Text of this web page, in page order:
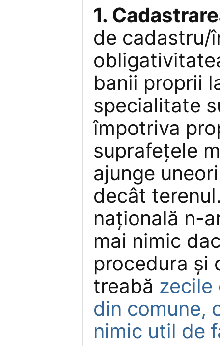
1.
de cadastru/
banii proprii
specialitate
împotriva
suprafeţele
ajunge
decât
naţională n-
mai nimic
procedura şi
treabă zecile
din comune,
nimic util de